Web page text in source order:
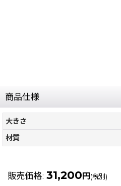
商品仕様
大きさ
材質
販売価格: 31,200円(税別)